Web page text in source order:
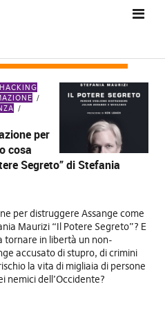
HACKING
per
cosa
Segreto” di Stefania
per distruggere Assange come
Maurizi “Il Potere Segreto”? E
tornare in libertà un non-
accusato di stupro, di crimini
la vita di migliaia di persone
nemici dell’Occidente?